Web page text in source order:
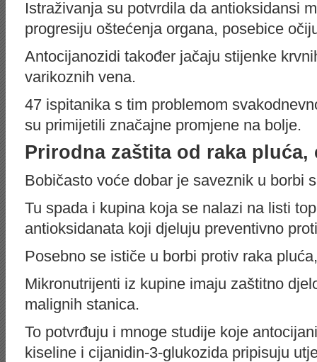
Istraživanja su potvrdila da antioksidansi
progresiju oštećenja organa, posebice
Antocijanozidi također jačaju stijenke
varikoznih vena.
47 ispitanika s tim problemom
su primijetili značajne promjene na bolje.
Prirodna zaštita od raka pluća,
Bobičasto voće dobar je saveznik u borbi
Tu spada i kupina koja se nalazi na listi
antioksidanata koji djeluju preventivno
Posebno se ističe u borbi protiv raka
Mikronutrijenti iz kupine imaju zaštitno
malignih stanica.
To potvrđuju i mnoge studije koje
kiseline i cijanidin-3-glukozida pripisuju